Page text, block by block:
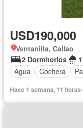
USD190,000
Ventanilla, Callao
2 Dormitorios
Agua
Cochera
Hace 1 semana, 11